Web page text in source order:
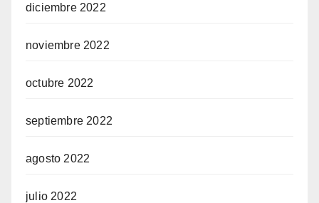
diciembre 2022
noviembre 2022
octubre 2022
septiembre 2022
agosto 2022
julio 2022